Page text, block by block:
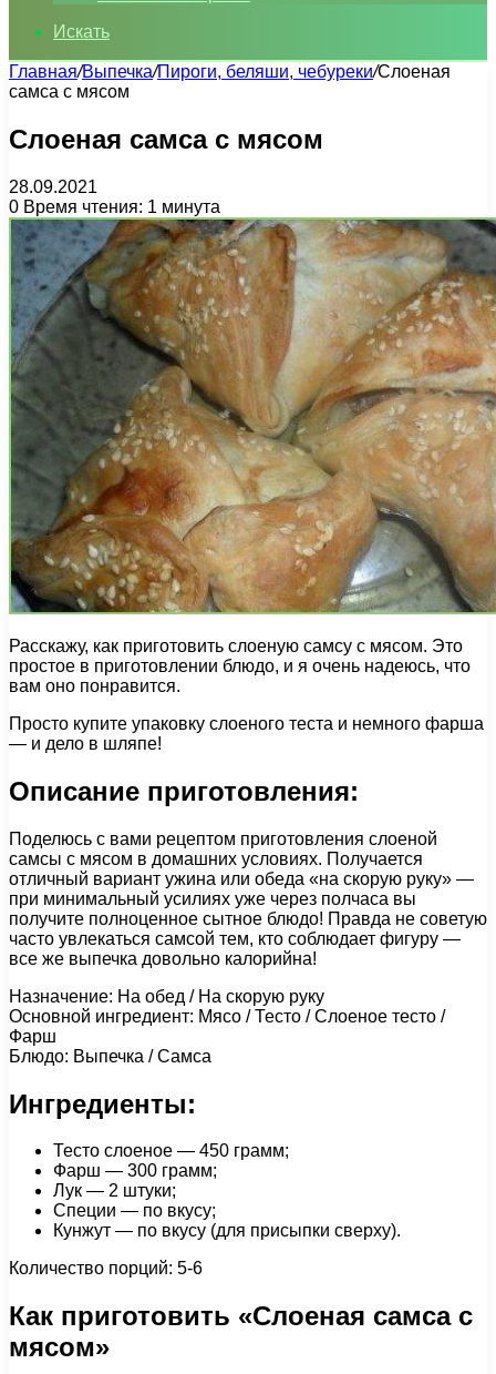
Искать
Главная/Выпечка/Пироги, беляши, чебуреки/Слоеная
самса с мясом
Слоеная самса с мясом
28.09.2021
0 Время чтения: 1 минута
Расскажу, как приготовить слоеную самсу с мясом. Это
простое в приготовлении блюдо, и я очень надеюсь, что
вам оно понравится.
Просто купите упаковку слоеного теста и немного фарша
— и дело в шляпе!
Описание приготовления:
Поделюсь с вами рецептом приготовления слоеной
самсы с мясом в домашних условиях. Получается
отличный вариант ужина или обеда «на скорую руку» —
при минимальный усилиях уже через полчаса вы
получите полноценное сытное блюдо! Правда не советую
часто увлекаться самсой тем, кто соблюдает фигуру —
все же выпечка довольно калорийна!
Назначение: На обед / На скорую руку
Основной ингредиент: Мясо / Тесто / Слоеное тесто /
Фарш
Блюдо: Выпечка / Самса
Ингредиенты:
Тесто слоеное — 450 грамм;
Фарш — 300 грамм;
Лук — 2 штуки;
Специи — по вкусу;
Кунжут — по вкусу (для присыпки сверху).
Количество порций: 5-6
Как приготовить «Слоеная самса с
мясом»